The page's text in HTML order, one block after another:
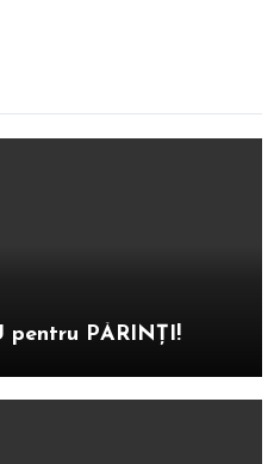
pentru PĂRINȚI!